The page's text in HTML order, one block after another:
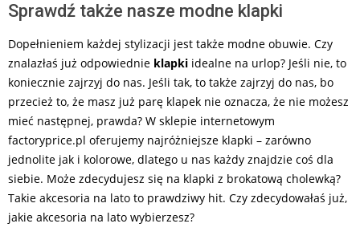
Sprawdź także nasze modne klapki
Dopełnieniem każdej stylizacji jest także modne obuwie. Czy
znalazłaś już odpowiednie klapki idealne na urlop? Jeśli nie, to
koniecznie zajrzyj do nas. Jeśli tak, to także zajrzyj do nas, bo
przecież to, że masz już parę klapek nie oznacza, że nie możesz
mieć następnej, prawda? W sklepie internetowym
factoryprice.pl oferujemy najróżniejsze klapki – zarówno
jednolite jak i kolorowe, dlatego u nas każdy znajdzie coś dla
siebie. Może zdecydujesz się na klapki z brokatową cholewką?
Takie akcesoria na lato to prawdziwy hit. Czy zdecydowałaś już,
jakie akcesoria na lato wybierzesz?